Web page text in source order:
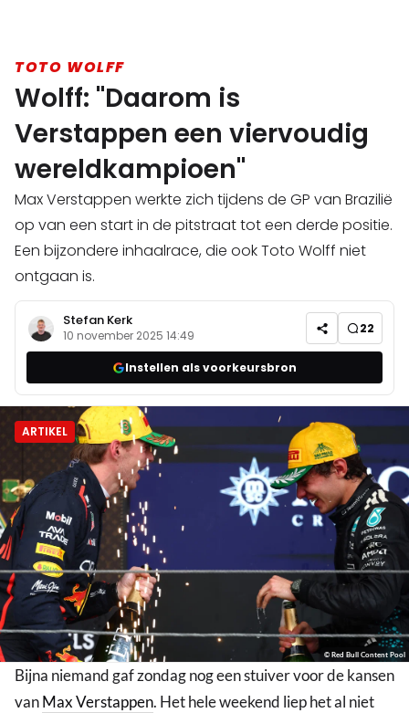
TOTO WOLFF
Wolff: "Daarom is
Verstappen een viervoudig
wereldkampioen"
Max Verstappen werkte zich tijdens de GP van Brazilië
op van een start in de pitstraat tot een derde positie.
Een bijzondere inhaalrace, die ook Toto Wolff niet
ontgaan is.
Stefan Kerk
10 november 2025 14:49 22
Instellen als voorkeursbron
ARTIKEL
© Red Bull Content Pool
Bijna niemand gaf zondag nog een stuiver voor de kansen
vanMax Verstappen. Het hele weekend liep het al niet